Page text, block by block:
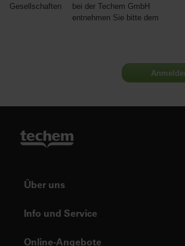
Gesellschaften
bei der Techem GmbH
entnehmen Sie bitte dem
Über uns
Info und Service
Online-Angebote